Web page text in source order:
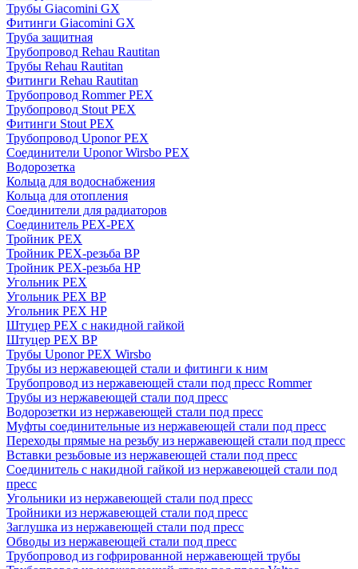
Трубы Giacomini GX
Фитинги Giacomini GX
Труба защитная
Трубопровод Rehau Rautitan
Трубы Rehau Rautitan
Фитинги Rehau Rautitan
Трубопровод Rommer PEX
Трубопровод Stout PEX
Фитинги Stout PEX
Трубопровод Uponor PEX
Соединители Uponor Wirsbo PEX
Водорозетка
Кольца для водоснабжения
Кольца для отопления
Соединители для радиаторов
Соединитель PEX-PEX
Тройник PEX
Тройник PEX-резьба ВР
Тройник PEX-резьба НР
Угольник PEX
Угольник PEX ВР
Угольник PEX НР
Штуцер PEX c накидной гайкой
Штуцер PEX ВР
Трубы Uponor PEX Wirsbo
Трубы из нержавеющей стали и фитинги к ним
Трубопровод из нержавеющей стали под пресс Rommer
Трубы из нержавеющей стали под пресс
Водорозетки из нержавеющей стали под пресс
Муфты соединительные из нержавеющей стали под пресс
Переходы прямые на резьбу из нержавеющей стали под пресс
Вставки резьбовые из нержавеющей стали под пресс
Соединитель с накидной гайкой из нержавеющей стали под
пресс
Угольники из нержавеющей стали под пресс
Тройники из нержавеющей стали под пресс
Заглушка из нержавеющей стали под пресс
Обводы из нержавеющей стали под пресс
Трубопровод из гофрированной нержавеющей трубы